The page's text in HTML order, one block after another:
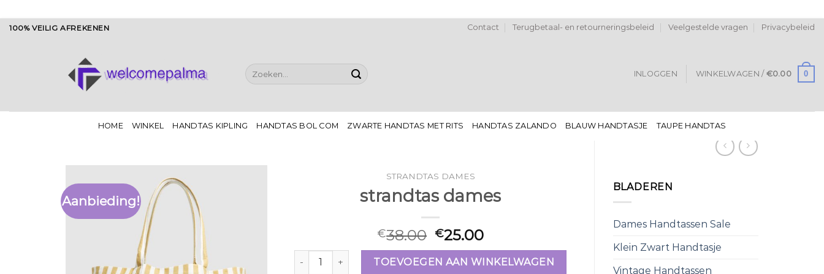
Ga100% VEILIG AFREKENEN Contact Terugbetaal- en retourneringsbeleid Veelgestelde vragen Privacybeleid
Zoeken
naar:
INLOGGEN WINKELWAGEN / €0.00 0
HOME WINKEL HANDTAS KIPLING HANDTAS BOL COM ZWARTE HANDTAS MET RITS HANDTAS ZALANDO BLAUW HANDTASJE TAUPE HANDTAS
BLADEREN
Dames Handtassen Sale
Klein Zwart Handtasje
Vintage Handtassen
Aanbieding!
STRANDTAS DAMES
strandtas dames
€38.00 €25.00
strandtas dames aantalTOEVOEGEN AAN WINKELWAGEN